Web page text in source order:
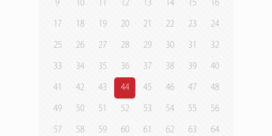
9 10 11 12 13 14 15 16
17 18 19 20 21 22 23 24
25 26 27 28 29 30 31 32
33 34 35 36 37 38 39 40
41 42 43 44 45 46 47 48
49 50 51 52 53 54 55 56
57 58 59 60 61 62 63 64